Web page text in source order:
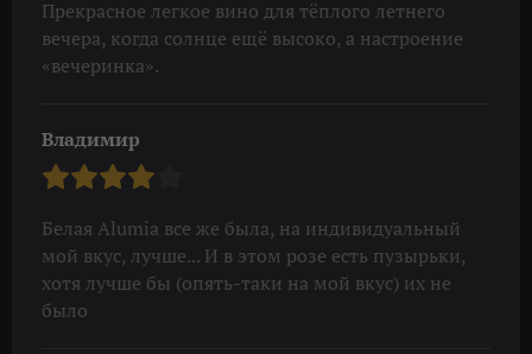
Прекрасное легкое вино для тёплого летнего
вечера, когда солнце ещё высоко, а настроение
«вечеринка».
Владимир
Белая Alumia все же была, на индивидуальный
мой вкус, лучше... И в этом розе есть пузырьки,
хотя лучше бы (опять-таки на мой вкус) их не
было